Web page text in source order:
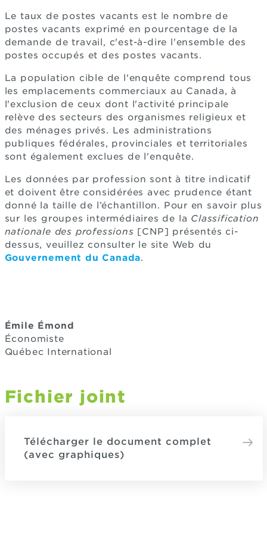
Le taux de postes vacants est le nombre de
postes vacants exprimé en pourcentage de la
demande de travail, c'est-à-dire l'ensemble des
postes occupés et des postes vacants.
La population cible de l'enquête comprend tous
les emplacements commerciaux au Canada, à
l'exclusion de ceux dont l'activité principale
relève des secteurs des organismes religieux et
des ménages privés. Les administrations
publiques fédérales, provinciales et territoriales
sont également exclues de l'enquête.
Les données par profession sont à titre indicatif
et doivent être considérées avec prudence étant
donné la taille de l’échantillon. Pour en savoir plus
sur les groupes intermédiaires de la Classification
nationale des professions [CNP] présentés ci-
dessus, veuillez consulter le site Web du
Gouvernement du Canada.
Émile Émond
Économiste
Québec International
Fichier joint
Télécharger le document complet
(avec graphiques)